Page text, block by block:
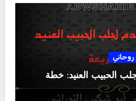
الحبيب العنيد: خطة